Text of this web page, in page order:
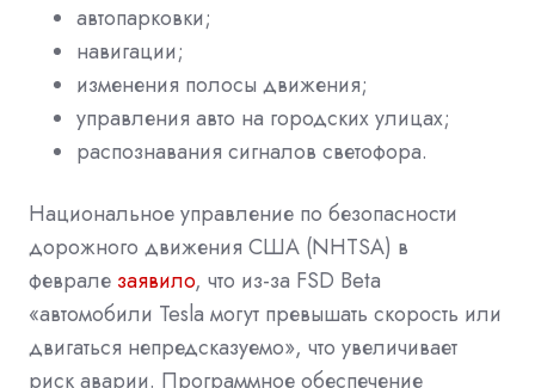
автопарковки;
навигации;
изменения полосы движения;
управления авто на городских улицах;
распознавания сигналов светофора.
Национальное управление по безопасности
дорожного движения США (NHTSA) в
феврале заявило, что из-за FSD Beta
«автомобили Tesla могут превышать скорость или
двигаться непредсказуемо», что увеличивает
риск аварии. Программное обеспечение